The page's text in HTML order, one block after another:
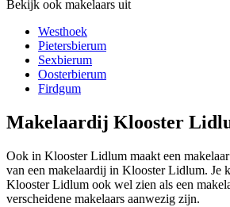
Bekijk ook makelaars uit
Westhoek
Pietersbierum
Sexbierum
Oosterbierum
Firdgum
Makelaardij Klooster
Ook in Klooster Lidlum maakt een
van een makelaardij in Klooster Lidlum. Je
Klooster Lidlum ook wel zien als een
verscheidene makelaars aanwezig zijn.